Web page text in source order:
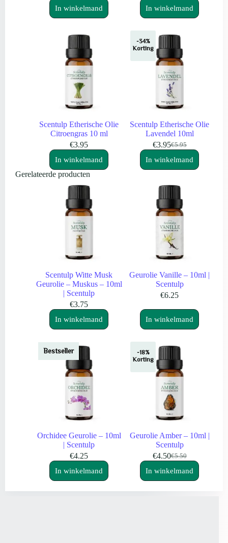
In winkelmand In winkelmand
Scentulp Etherische Olie
Citroengras 10 ml
€3.95
In winkelmand
-34%
Korting
Scentulp Etherische Olie
Lavendel 10ml
€5.95
Oorspronkelijke
prijs
€3.95Huidige
prijs
In winkelmand
Gerelateerde producten
Scentulp Witte Musk
Geurolie – Muskus – 10ml
| Scentulp
€3.75
In winkelmand
Geurolie Vanille – 10ml |
Scentulp
€6.25
In winkelmand
Bestseller
Orchidee Geurolie – 10ml
| Scentulp
€4.25
In winkelmand
-18%
Korting
Geurolie Amber – 10ml |
Scentulp
€5.50
Oorspronkelijke
prijs
€4.50Huidige
prijs
In winkelmand